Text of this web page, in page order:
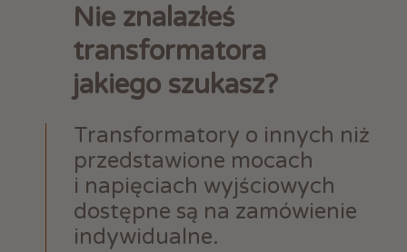
Nie znalazłeś
transformatora
jakiego szukasz?
Transformatory o innych niż
przedstawione mocach
i napięciach wyjściowych
dostępne są na zamówienie
indywidualne.